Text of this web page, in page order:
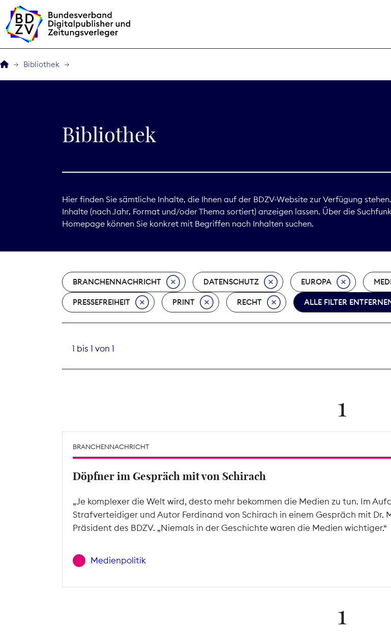
BDZVplus GmbH
Service
Bibliothek
Bibliothek
Hier finden Sie sämtliche Inhalte, die Ihnen auf der BDZV-Website zur Verfügung
Inhalte (nach Jahr, Format und/oder Thema sortiert) anzeigen lassen. Über die
Homepage können Sie konkret mit Begriffen nach Inhalten suchen.
BRANCHENNACHRICHT DATENSCHUTZ EUROPA
PRESSEFREIHEIT PRINT RECHT ALLE FILTER
1 bis 1 von 1
1
BRANCHENNACHRICHT
Döpfner im Gespräch mit von Schirach
„Je komplexer die Welt wird, desto mehr bekommen die Medien zu tun. Im
Strafverteidiger und Autor Ferdinand von Schirach in einem Gespräch mit Dr.
Präsident des BDZV. „Niemals in der Geschichte waren die Medien wichtiger.“
Medienpolitik
1